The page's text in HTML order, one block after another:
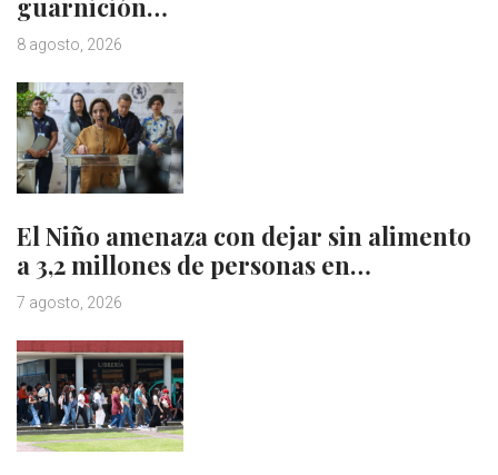
guarnición…
8 agosto, 2026
El Niño amenaza con dejar sin alimento
a 3,2 millones de personas en…
7 agosto, 2026